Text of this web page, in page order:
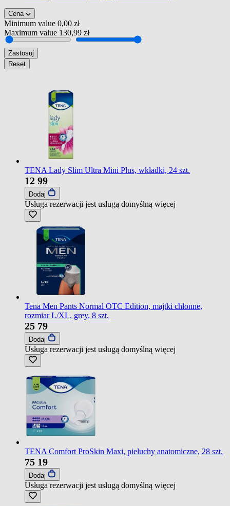
Cena
Minimum value 0,00 zł
Maximum value 130,99 zł
Zastosuj
Reset
TENA Lady Slim Ultra Mini Plus, wkładki, 24 szt.
12 99
Dodaj
Usługa rezerwacji jest usługą domyślną więcej
Tena Men Pants Normal OTC Edition, majtki chłonne,
rozmiar L/XL, grey, 8 szt.
25 79
Dodaj
Usługa rezerwacji jest usługą domyślną więcej
TENA Comfort ProSkin Maxi, pieluchy anatomiczne, 28 szt.
75 19
Dodaj
Usługa rezerwacji jest usługą domyślną więcej